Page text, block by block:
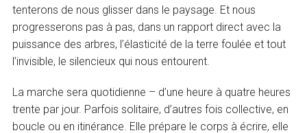
tenterons de nous glisser dans le paysage. Et nous
progresserons pas à pas, dans un rapport direct avec la
puissance des arbres, l’élasticité de la terre foulée et tout
l’invisible, le silencieux qui nous entourent.
La marche sera quotidienne – d’une heure à quatre heures
trente par jour. Parfois solitaire, d’autres fois collective, en
boucle ou en itinérance. Elle prépare le corps à écrire, elle